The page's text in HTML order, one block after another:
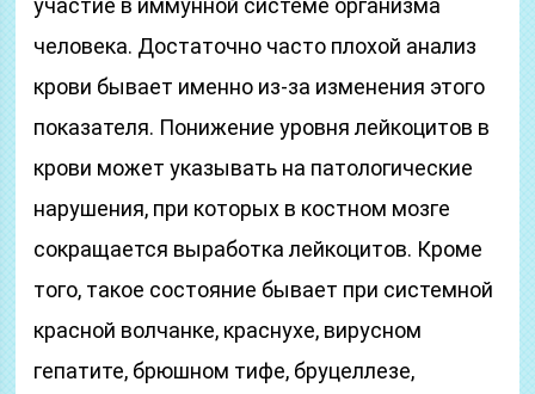
участие в иммунной системе организма
человека. Достаточно часто плохой анализ
крови бывает именно из-за изменения этого
показателя. Понижение уровня лейкоцитов в
крови может указывать на патологические
нарушения, при которых в костном мозге
сокращается выработка лейкоцитов. Кроме
того, такое состояние бывает при системной
красной волчанке, краснухе, вирусном
гепатите, брюшном тифе, бруцеллезе,